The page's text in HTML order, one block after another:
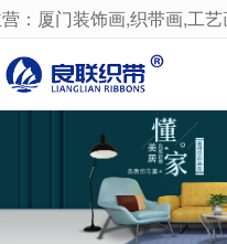
：厦门装饰画,织带画,工
公司介绍 产品展示